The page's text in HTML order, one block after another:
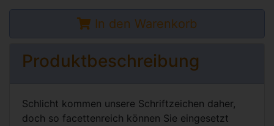
In den Warenkorb
Produktbeschreibung
Schlicht kommen unsere Schriftzeichen daher,
doch so facettenreich können Sie eingesetzt